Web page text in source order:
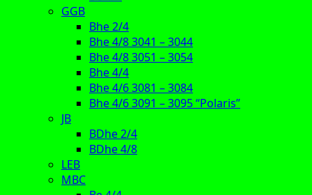
GGB
Bhe 2/4
Bhe 4/8 3041 – 3044
Bhe 4/8 3051 – 3054
Bhe 4/4
Bhe 4/6 3081 – 3084
Bhe 4/6 3091 – 3095 “Polaris”
JB
BDhe 2/4
BDhe 4/8
LEB
MBC